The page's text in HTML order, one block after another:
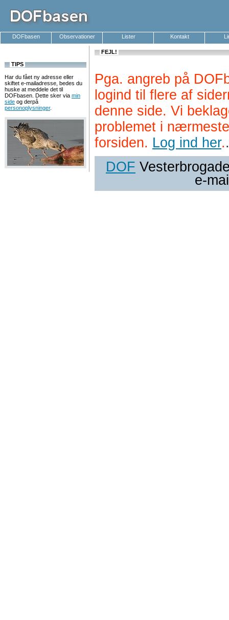
DOFbasen Observationer Lister Kontakt
TIPS
Har du fået ny adresse eller
skiftet e-mailadresse, bedes du
huske at meddele det til
DOFbasen. Dette sker via min
side og derpå
personoplysninger.
FEJL!
Pga. angreb på
logind til flere af
denne side. Vi
problemet i
forsiden. Log ind her..
DOF
e-